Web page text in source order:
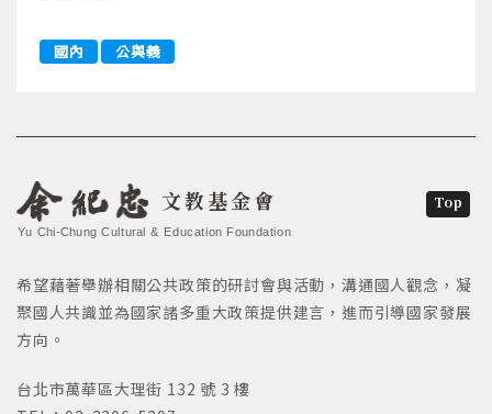
國內 公與義
文教基金會
Yu Chi-Chung Cultural & Education Foundation
希望藉著舉辦相關公共政策的研討會與活動，溝通國人觀念，凝
聚國人共識並為國家諸多重大政策提供建言，進而引導國家發展
方向。
台北市萬華區大理街 132 號 3 樓
Top